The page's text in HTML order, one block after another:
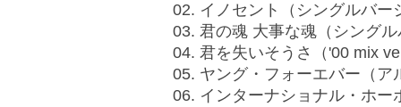
02. イノセント（シングルバー
03. 君の魂 大事な魂（シング
04. 君を失いそうさ（'00 mix
05. ヤング・フォーエバー（ア
06. インターナショナル・ホー